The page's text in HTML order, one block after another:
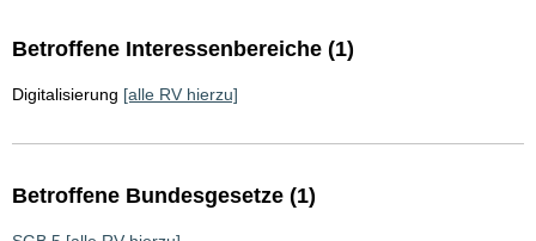
Betroffene Interessenbereiche (1)
Digitalisierung [alle RV hierzu]
Betroffene Bundesgesetze (1)